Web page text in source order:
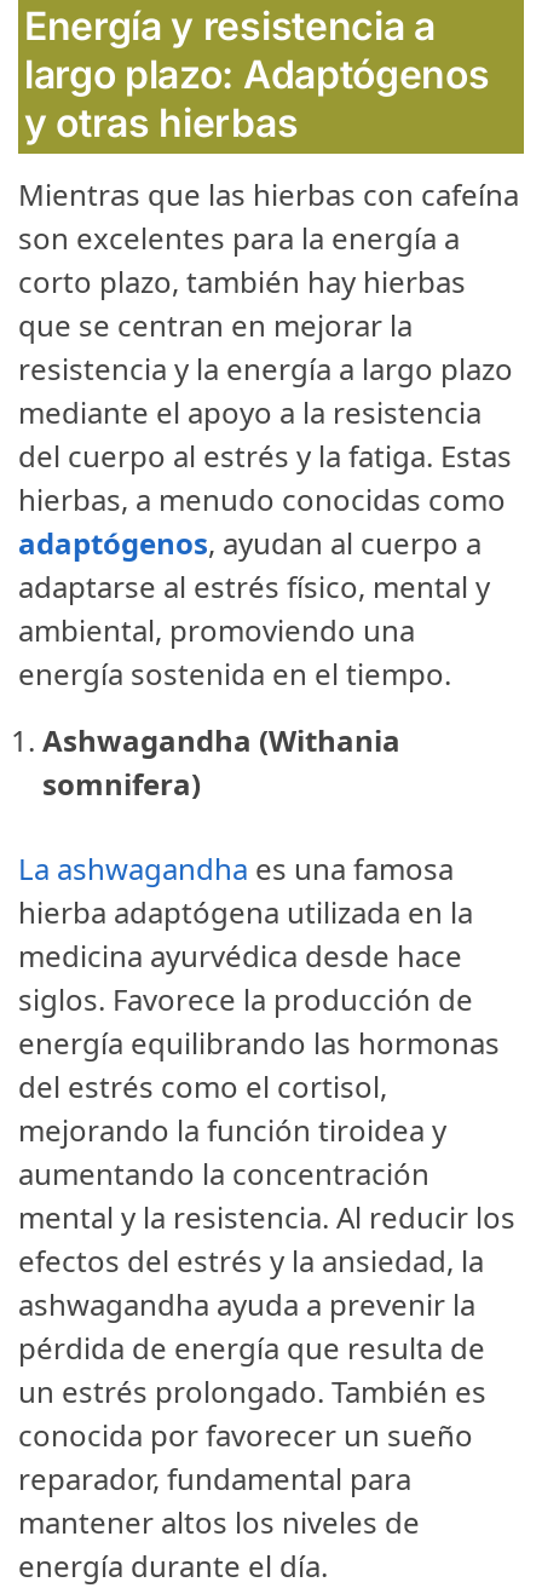
Energía y resistencia a
largo plazo: Adaptógenos
y otras hierbas
Mientras que las hierbas con cafeína
son excelentes para la energía a
corto plazo, también hay hierbas
que se centran en mejorar la
resistencia y la energía a largo plazo
mediante el apoyo a la resistencia
del cuerpo al estrés y la fatiga. Estas
hierbas, a menudo conocidas como
adaptógenos, ayudan al cuerpo a
adaptarse al estrés físico, mental y
ambiental, promoviendo una
energía sostenida en el tiempo.
Ashwagandha (Withania
somnifera)
La ashwagandha es una famosa
hierba adaptógena utilizada en la
medicina ayurvédica desde hace
siglos. Favorece la producción de
energía equilibrando las hormonas
del estrés como el cortisol,
mejorando la función tiroidea y
aumentando la concentración
mental y la resistencia. Al reducir los
efectos del estrés y la ansiedad, la
ashwagandha ayuda a prevenir la
pérdida de energía que resulta de
un estrés prolongado. También es
conocida por favorecer un sueño
reparador, fundamental para
mantener altos los niveles de
energía durante el día.